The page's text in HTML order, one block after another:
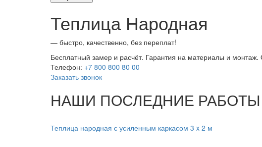
Теплица Народная
— быстро, качественно, без переплат!
Бесплатный замер и расчёт. Гарантия на материалы и
Телефон: +7 800 800 80 00
Заказать звонок
НАШИ ПОСЛЕДНИЕ РАБОТЫ
Теплица народная с усиленным каркасом 3 x 2 м